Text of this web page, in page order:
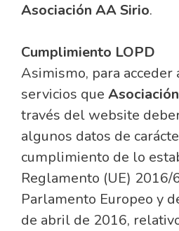
Asociación AA Sirio.
Cumplimiento LOPD
Asimismo, para acceder
servicios que
través del website
algunos datos de
cumplimiento de lo
Reglamento (UE)
Parlamento Europeo y
de abril de 2016,